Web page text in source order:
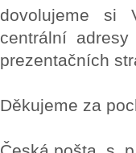
dovolujeme si
centrální
prezentačních
Děkujeme za